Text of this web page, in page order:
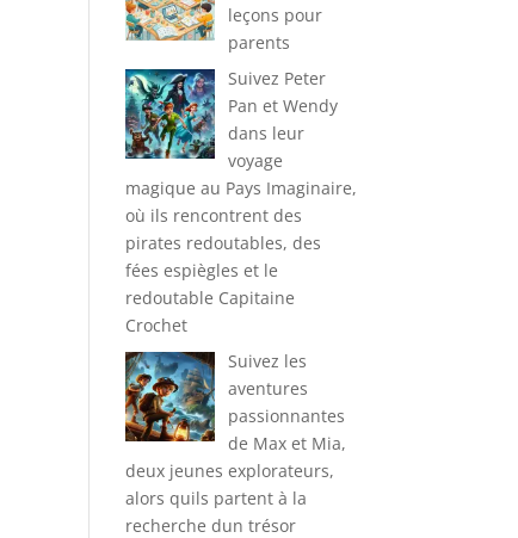
leçons pour
parents
Suivez Peter
Pan et Wendy
dans leur
voyage
magique au Pays Imaginaire,
où ils rencontrent des
pirates redoutables, des
fées espiègles et le
redoutable Capitaine
Crochet
Suivez les
aventures
passionnantes
de Max et Mia,
deux jeunes explorateurs,
alors quils partent à la
recherche dun trésor